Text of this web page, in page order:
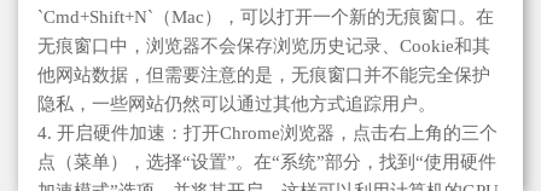
`Cmd+Shift+N`（Mac），可以打开一个新的无痕窗口。在
无痕窗口中，浏览器不会保存浏览历史记录、Cookie和其
他网站数据，但需要注意的是，无痕窗口并不能完全保护
隐私，一些网站仍然可以通过其他方式追踪用户。
4. 开启硬件加速：打开Chrome浏览器，点击右上角的三个
点（菜单），选择“设置”。在“系统”部分，找到“使用硬件